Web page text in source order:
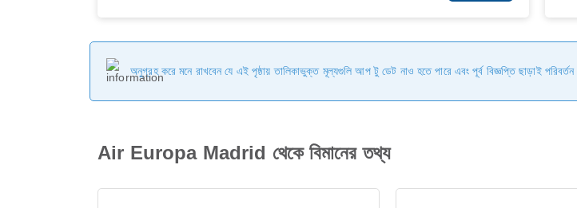
অনুগ্রহ করে মনে রাখবেন যে এই পৃষ্ঠায় তালিকাভুক্ত মূল্যগুলি আপ টু ডেট নাও হতে পারে এবং পূর্ব বিজ্ঞপ্তি ছাড়াই
Air Europa Madrid থেকে বিমানের তথ্য